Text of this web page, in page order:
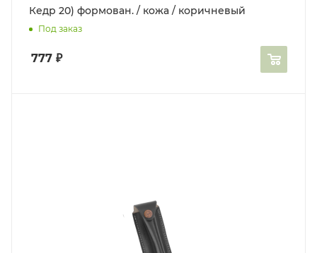
Кедр 20) формован. / кожа / коричневый
Под заказ
777 ₽